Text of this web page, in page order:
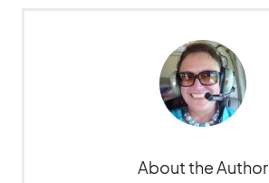
About the Author